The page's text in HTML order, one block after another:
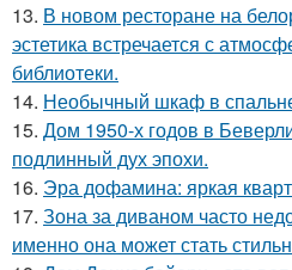
13. В новом ресторане на
эстетика встречается с
библиотеки.
14. Необычный шкаф в
15. Дом 1950-х годов в
подлинный дух эпохи.
16. Эра дофамина: яркая
17. Зона за диваном часто
именно она может стать